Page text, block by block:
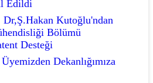
Edildi
Dr,Ş.Hakan Kutoğlu'ndan
Bölümü
Desteği
Dekanlığımıza